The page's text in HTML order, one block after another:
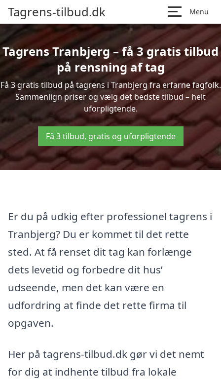
Tagrens-tilbud.dk Menu
Tagrens Tranbjerg – få 3 gratis tilbud
på rensning af tag
Få 3 gratis tilbud på tagrens i Tranbjerg fra erfarne fagfolk.
Sammenlign priser og vælg det bedste tilbud – helt
uforpligtende.
Få 3 tilbud, gratis og uforpligtende
Er du på udkig efter professionel tagrens i
Tranbjerg? Du er kommet til det rette
sted. At få renset dit tag kan forlænge
dets levetid og forbedre dit hus’
udseende, men det kan være en
udfordring at finde det rette firma til
opgaven.
Her på tagrens-tilbud.dk gør vi det nemt
for dig at indhente tilbud fra lokale